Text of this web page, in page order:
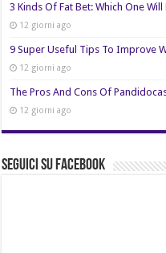
3 Kinds Of Fat Bet: Which One
12 giorni ago
9 Super Useful Tips To Improve
12 giorni ago
The Pros And Cons Of
12 giorni ago
Seguici su Facebook